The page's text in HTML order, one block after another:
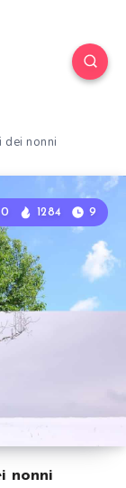
dei nonni
0 1284 9
nonni